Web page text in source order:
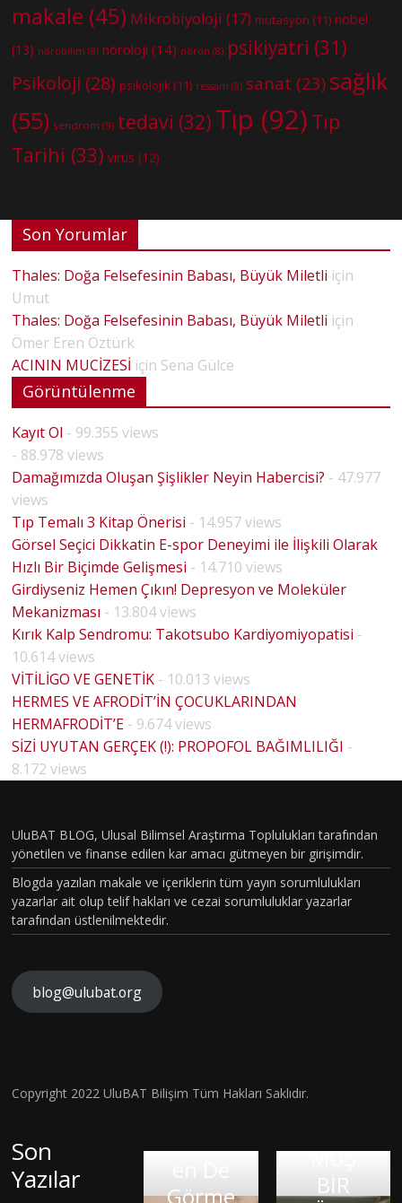
makale (45) Mikrobiyoloji (17) mutasyon (11) nobel
(13) nörobilim (8) nöroloji (14) nöron (8) psikiyatri (31)
Psikoloji (28) psikolojik (11) ressam (8) sanat (23) sağlık
(55) sendrom (9) tedavi (32) Tıp (92) Tıp
Tarihi (33) virüs (12)
Son Yorumlar
Thales: Doğa Felsefesinin Babası, Büyük Miletli için
Umut
Thales: Doğa Felsefesinin Babası, Büyük Miletli için
Ömer Eren Öztürk
ACININ MUCİZESİ için Sena Gülce
Görüntülenme
Kayıt Ol - 99.355 views
- 88.978 views
Damağımızda Oluşan Şişlikler Neyin Habercisi? - 47.977
views
Tıp Temalı 3 Kitap Önerisi - 14.957 views
Görsel Seçici Dikkatin E-spor Deneyimi ile İlişkili Olarak
Hızlı Bir Biçimde Gelişmesi - 14.710 views
Girdiyseniz Hemen Çıkın! Depresyon ve Moleküler
Mekanizması - 13.804 views
Kırık Kalp Sendromu: Takotsubo Kardiyomiyopatisi -
10.614 views
VİTİLİGO VE GENETİK - 10.013 views
HERMES VE AFRODİT’İN ÇOCUKLARINDAN
HERMAFRODİT’E - 9.674 views
SİZİ UYUTAN GERÇEK (!): PROPOFOL BAĞIMLILIĞI -
8.172 views
UluBAT BLOG, Ulusal Bilimsel Araştırma Toplulukları tarafından
yönetilen ve finanse edilen kar amacı gütmeyen bir girişimdir.
Blogda yazılan makale ve içeriklerin tüm yayın sorumlulukları
yazarlar ait olup telif hakları ve cezai sorumluluklar yazarlar
tarafından üstlenilmektedir.
blog@ulubat.org
Copyright 2022 UluBAT Bilişim Tüm Hakları Saklıdır.
Son
Yazılar
BİR
Hava
Görme
İnsan:
BİYOLO
JİK
TOPLU
MSAL
CİNSİYE
T
MLARIN
IN
FİZYOL
TARİHS
EL
SÜREÇ
KIRIK
HOUSE
MD
BÖLÜM
VAKASI
GERÇEK
OLDU :
TÜRKİY
KTANISI
MUŞ
BİR